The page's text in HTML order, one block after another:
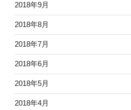
2018年9月
2018年8月
2018年7月
2018年6月
2018年5月
2018年4月